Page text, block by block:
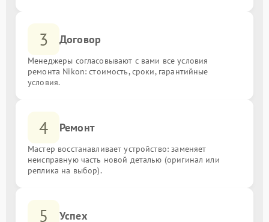
3 Договор
Менеджеры согласовывают с вами все условия
ремонта Nikon: стоимость, сроки, гарантийные
условия.
4 Ремонт
Мастер восстанавливает устройство: заменяет
неисправную часть новой деталью (оригинал или
реплика на выбор).
5 Успех